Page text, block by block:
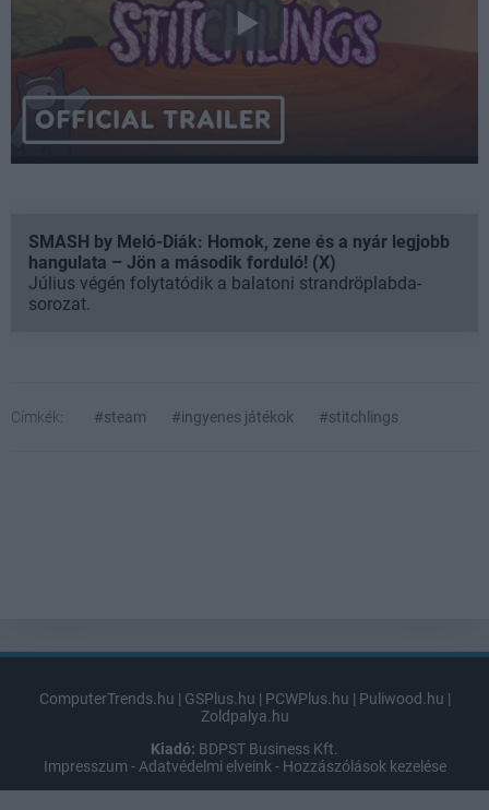
SMASH by Meló-Diák: Homok, zene és a nyár legjobb
hangulata – Jön a második forduló! (X)
Július végén folytatódik a balatoni strandröplabda-
sorozat.
Címkék: #steam #ingyenes játékok #stitchlings
ComputerTrends.hu | GSPlus.hu | PCWPlus.hu | Puliwood.hu |
Zoldpalya.hu
Kiadó: BDPST Business Kft.
Impresszum - Adatvédelmi elveink - Hozzászólások kezelése